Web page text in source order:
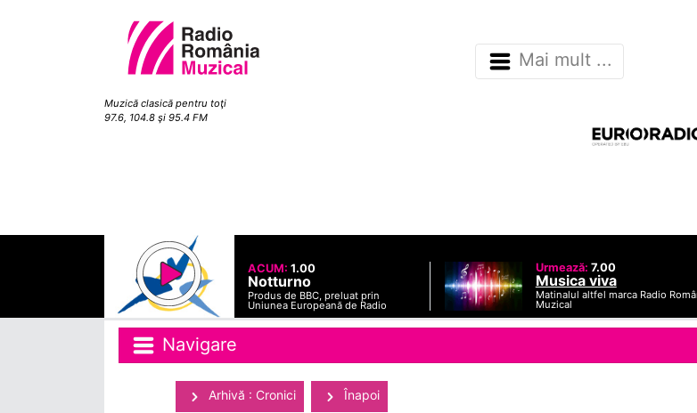
Muzică clasică pentru toţi
97.6, 104.8 şi 95.4 FM
Mai mult ...
ACUM: 1.00
Notturno
Produs de BBC, preluat prin
Uniunea Europeană de Radio
Urmează: 7.00
Musica viva
Matinalul altfel marca Radio
Muzical
Navigare
Arhivă : Cronici Înapoi